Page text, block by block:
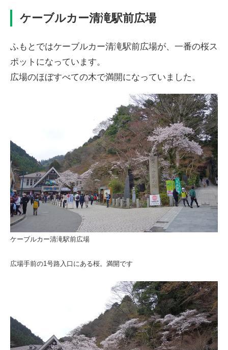
ケーブルカー清滝駅前広場
ふもとではケーブルカー清滝駅前広場が、一番の桜ス
ポットになっています。
広場のほぼすべての木で満開になっていました。
ケーブルカー清滝駅前広場
広場手前の1号路入口にある桜。満開です